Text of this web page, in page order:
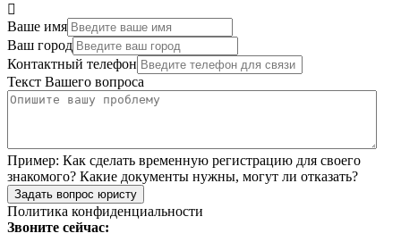
Ваше имя
Ваш город
Контактный телефон
Текст Вашего вопроса
Пример: Как сделать временную регистрацию для своего
знакомого? Какие документы нужны, могут ли отказать?
Задать вопрос юристу
Политика конфиденциальности
Звоните сейчас: